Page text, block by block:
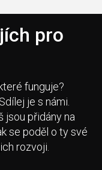
pro
funguje?
je s námi.
jsou přidány na
se poděl o ty své
rozvoji.